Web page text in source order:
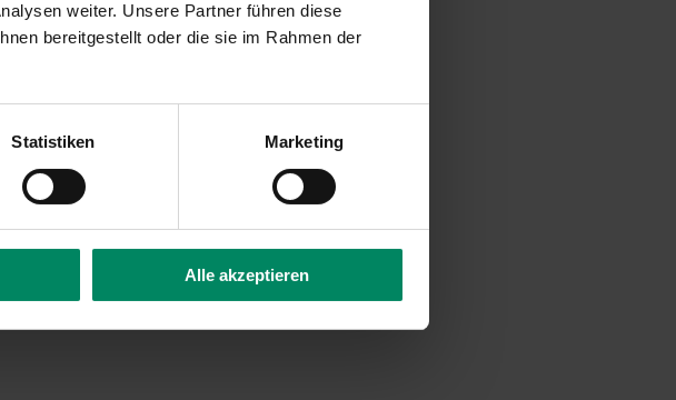
weiter. Unsere Partner führen diese
bereitgestellt oder die sie im Rahmen der
Statistiken Marketing
Alle akzeptieren
der
Euro (netto) betragen.
wirksam werden